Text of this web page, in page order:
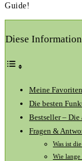
Guide!
Diese
Meine Favoriten
Die besten
Bestseller –
Fragen &
Was ist
Wie